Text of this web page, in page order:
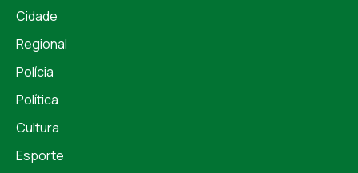
Cidade
Regional
Polícia
Política
Cultura
Esporte